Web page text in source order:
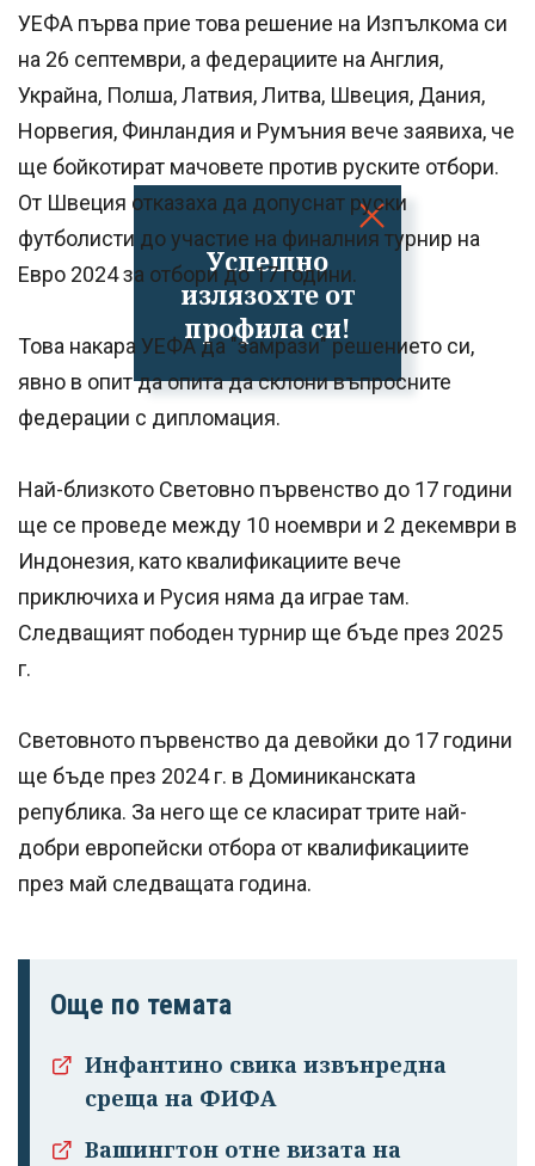
Успешно
излязохте от
профила си!
УЕФА първа прие това решение на Изпълкома си
на 26 септември, а федерациите на Англия,
Украйна, Полша, Латвия, Литва, Швеция, Дания,
Норвегия, Финландия и Румъния вече заявиха, че
ще бойкотират мачовете против руските отбори.
От Швеция отказаха да допуснат руски
футболисти до участие на финалния турнир на
Евро 2024 за отбори до 17 години.
Това накара УЕФА да "замрази" решението си,
явно в опит да опита да склони въпросните
федерации с дипломация.
Най-близкото Световно първенство до 17 години
ще се проведе между 10 ноември и 2 декември в
Индонезия, като квалификациите вече
приключиха и Русия няма да играе там.
Следващият пободен турнир ще бъде през 2025
г.
Световното първенство да девойки до 17 години
ще бъде през 2024 г. в Доминиканската
република. За него ще се класират трите най-
добри европейски отбора от квалификациите
през май следващата година.
Още по темата
Инфантино свика извънредна
среща на ФИФА
Вашингтон отне визата на